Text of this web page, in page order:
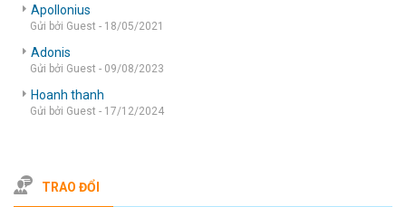
Apollonius
Gửi bởi Guest - 18/05/2021
Adonis
Gửi bởi Guest - 09/08/2023
Hoanh thanh
Gửi bởi Guest - 17/12/2024
TRAO ĐỔI